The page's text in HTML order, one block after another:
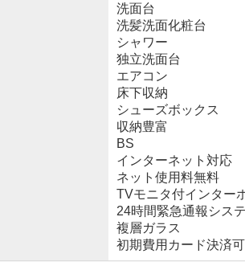
洗面台
洗髪洗面化粧台
シャワー
独立洗面台
エアコン
床下収納
シューズボックス
収納豊富
BS
インターネット対応
ネット使用料無料
TVモニタ付インター
24時間緊急通報シス
複層ガラス
初期費用カード決済可